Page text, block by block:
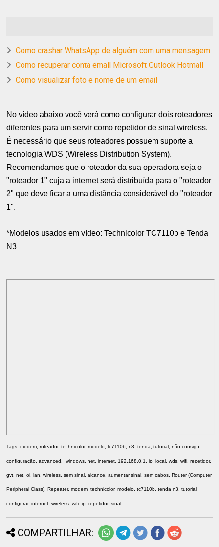
Como crashar WhatsApp de alguém com uma mensagem
Como recuperar conta email Microsoft Outlook Hotmail
Como visualizar foto e nome de um email
No vídeo abaixo você verá como configurar dois roteadores
diferentes para um servir como repetidor de sinal wireless.
É necessário que seus roteadores possuem suporte a
tecnologia WDS (Wireless Distribution System).
Recomendamos que o roteador da sua operadora seja o
"roteador 1" cuja a internet será distribuída para o "roteador
2" que deve ficar a uma distância considerável do "roteador
1".
*Modelos usados em vídeo: Technicolor TC7110b e Tenda
N3
Tags: modem, roteador, technicolor, modelo, tc7110b, n3, tenda, tutorial, não consigo,
configuração, advanced, windows, net, internet, 192.168.0.1, ip, local, wds, wifi, repetidor,
gvt, net, oi, lan, wireless, sem sinal, alcance, aumentar sinal, sem cabos, Router (Computer
Peripheral Class), Repeater, modem, technicolor, modelo, tc7110b, tenda n3, tutorial,
configurar, internet, wireless, wifi, ip, repetidor, sinal,
COMPARTILHAR: